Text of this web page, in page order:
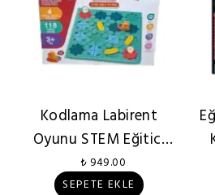
Kodlama Labirent
Oyunu STEM Eğitici
Zeka 3 Yaş+
₺ 949.00
SEPETE EKLE